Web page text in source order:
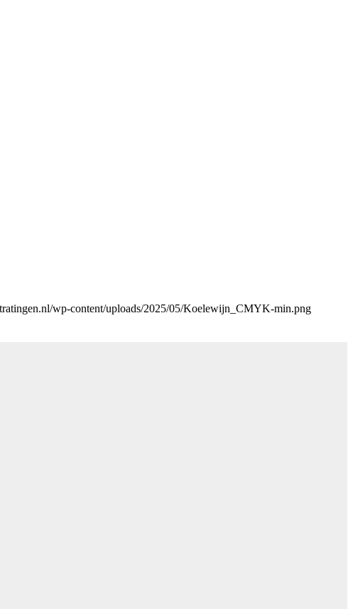
wp-content/uploads/2025/05/Koelewijn_CMYK-min.png